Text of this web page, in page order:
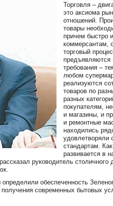
Торговля –
это аксиома
отношений.
товары
причем быстро
коммерсантам,
торговый
требования –
любом
реализуются
товаров по
разных
покупателям,
и магазины, и
и ремонтные
находились
удовлетворяли
стандартам.
развивается в
руководитель столичного
обеспеченность
современных бытовых